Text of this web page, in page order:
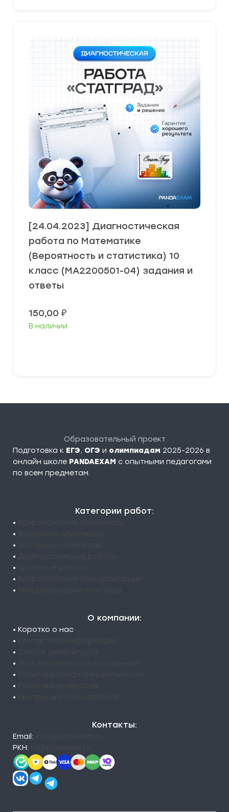
[24.04.2023] Диагностическая
работа по Математике
(Вероятность и статистика) 10
класс (МА2200501-04) задания и
ответы
150,00 ₽
В наличии
Образовательный проект
Подготовка к ЕГЭ, ОГЭ и олимпиадам 2025-2026 в
онлайн школе PANDAEXAM c опытными педагогами
по всем предметам.
Категории работ:
•
•
•
•
•
•
•
О компании:
• Коротко о нас
•
•
•
•
•
•
Контакты:
Email:
РКН: